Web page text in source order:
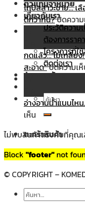
ตัวแทนจำหน่าย
เกี่ยวกับเรา
ประวัติความ
ต้องการราค
โครงการที่ใ
ติดต่อเรา
ร่วมงานกับเรา
ค้นหา:
ตะกร้าสินค้า
ไม่มีสินค้าในตะกร้า
ยัง
ไง?
ก่อน
โดน
หลอก
ด้วย
ชุบ!
โถปัสสาวะชาย… เ
ดีกว่ากัน?ปิดควา
กดแล้ว… ไม่เกลี้ยง
สะอาด”ปิดความเ
อ่างอาบน้ำแบบไห
เห็น บน
อ่างอาบน้ำ
แบบ
ไหน…
เหมาะ
กับ
โครงการ
ขนาด
ไม่พบสินค้าตรงกับที่คุณ
Block "footer" not
© COPYRIGHT –
ค้นหา: